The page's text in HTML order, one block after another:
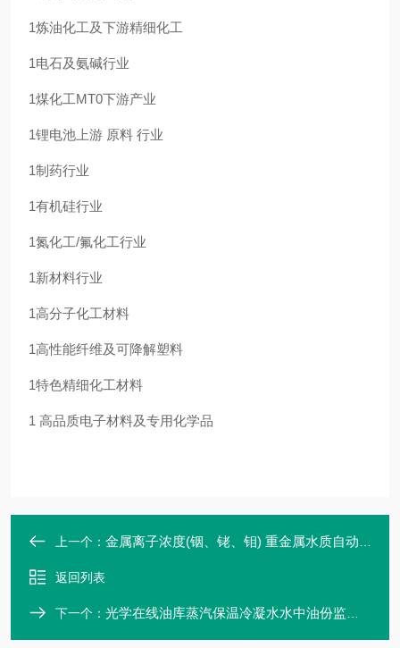
1炼油化工及下游精细化工
1电石及氨碱行业
1煤化工MT0下游产业
1锂电池上游 原料 行业
1制药行业
1有机硅行业
1氮化工/氟化工行业
1新材料行业
1高分子化工材料
1高性能纤维及可降解塑料
1特色精细化工材料
1 高品质电子材料及专用化学品
上一个： 金属离子浓度(铟、铑、钼) 重金属水质自动监测仪 MYHJ-C-350 麦越
返回列表
下一个： 光学在线油库蒸汽保温冷凝水水中油份监测仪 0-100ppm 全自动化